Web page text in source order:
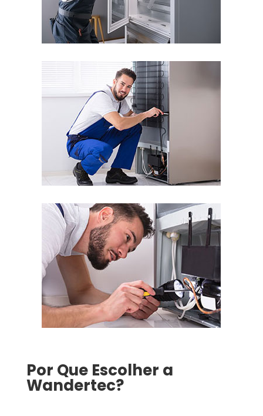
Por Que Escolher a
Wandertec?